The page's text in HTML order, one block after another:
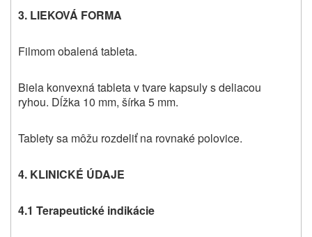
3. LIEKOVÁ FORMA
Filmom obalená tableta.
Biela konvexná tableta v tvare kapsuly s deliacou
ryhou. Dĺžka 10 mm, šírka 5 mm.
Tablety sa môžu rozdeliť na rovnaké polovice.
4. KLINICKÉ ÚDAJE
4.1 Terapeutické indikácie